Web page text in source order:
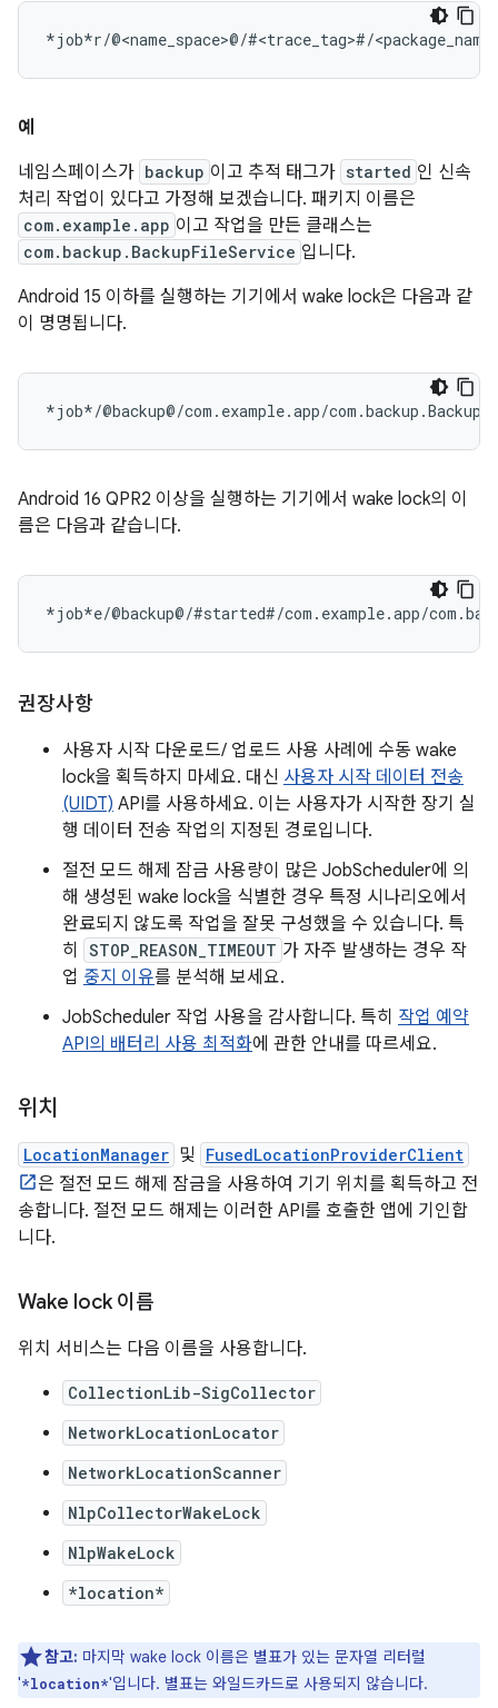
예
네임스페이스가 backup 이고 추적 태그가 started 인 신속
처리 작업이 있다고 가정해 보겠습니다. 패키지 이름은
com.example.app 이고 작업을 만든 클래스는
com.backup.BackupFileService 입니다.
Android 15 이하를 실행하는 기기에서 wake lock은 다음과 같
이 명명됩니다.
Android 16 QPR2 이상을 실행하는 기기에서 wake lock의 이
름은 다음과 같습니다.
권장사항
사용자 시작 다운로드/ 업로드 사용 사례에 수동 wake
lock을 획득하지 마세요. 대신 사용자 시작 데이터 전송
(UIDT) API를 사용하세요. 이는 사용자가 시작한 장기 실
행 데이터 전송 작업의 지정된 경로입니다.
절전 모드 해제 잠금 사용량이 많은 JobScheduler에 의
해 생성된 wake lock을 식별한 경우 특정 시나리오에서
완료되지 않도록 작업을 잘못 구성했을 수 있습니다. 특
히
STOP_REASON_TIMEOUT 가 자주 발생하는 경우 작
업 중지 이유를 분석해 보세요.
JobScheduler 작업 사용을 감사합니다. 특히 작업 예약
API의 배터리 사용 최적화에 관한 안내를 따르세요.
위치
LocationManager 및 FusedLocationProviderClient
은 절전 모드 해제 잠금을 사용하여 기기 위치를 획득하고 전
송합니다. 절전 모드 해제는 이러한 API를 호출한 앱에 기인합
니다.
Wake lock 이름
위치 서비스는 다음 이름을 사용합니다.
CollectionLib-SigCollector
NetworkLocationLocator
NetworkLocationScanner
NlpCollectorWakeLock
NlpWakeLock
*location*
참고: 마지막 wake lock 이름은 별표가 있는 문자열 리터럴
'*location*'입니다. 별표는 와일드카드로 사용되지 않습니다.